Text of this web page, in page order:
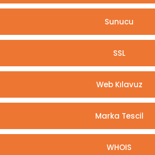
Sunucu
SSL
Web Kılavuz
Marka Tescil
WHOIS